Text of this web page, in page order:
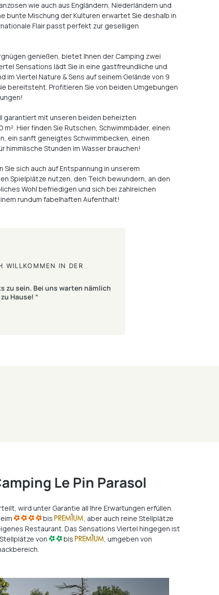
wie auch aus Engländern, Niederländern und
bunte Mischung der Kulturen erwartet Sie deshalb in
Flair passt perfekt zur geselligen
genießen, bietet Ihnen der Camping zwei
Sensations lädt Sie in eine gastfreundliche und
im Viertel Nature & Sens auf seinem Gelände von 9
bereitsteht. Profitieren Sie von beiden Umgebungen
garantiert mit unseren beiden beheizten
Hier finden Sie Rutschen, Schwimmbäder, einen
ein sanft geneigtes Schwimmbecken, einen
himmlische Stunden im Wasser brauchen!
sich auch auf Entspannung in unserem
Spielplätze nutzen, den Teich bewundern, an den
Wohl befriedigen und sich bei zahlreichen
rundum fabelhaften Aufenthalt!
IN DER V
zu sein. Bei uns warten nämlich
Hause! “
Le Pin Parasol
wird unter Garantie all Ihre Erwartungen erfüllen.
bis
, aber auch reine Stellplätze
Restaurant. Das Sensations Viertel hingegen ist
von
bis
, umgeben von